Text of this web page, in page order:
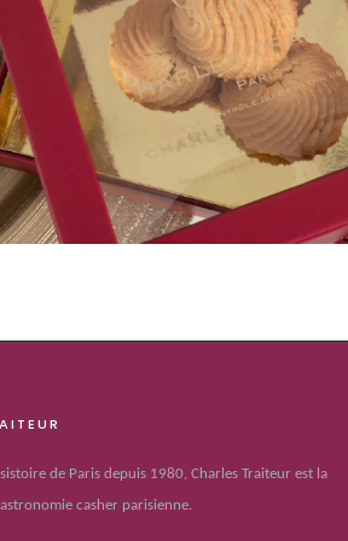
de Paris depuis 1980, Charles Traiteur est la
casher parisienne.